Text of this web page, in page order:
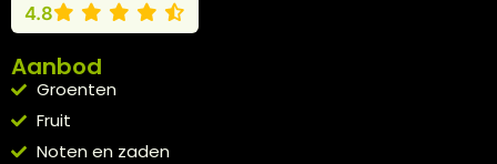
4.8
Aanbod
Groenten
Fruit
Noten en zaden